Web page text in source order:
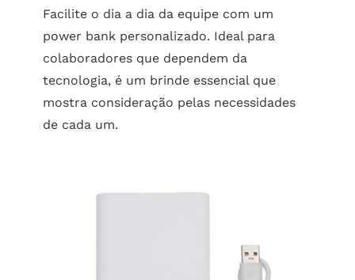
Facilite o dia a dia da equipe com um
power bank personalizado. Ideal para
colaboradores que dependem da
tecnologia, é um brinde essencial que
mostra consideração pelas necessidades
de cada um.